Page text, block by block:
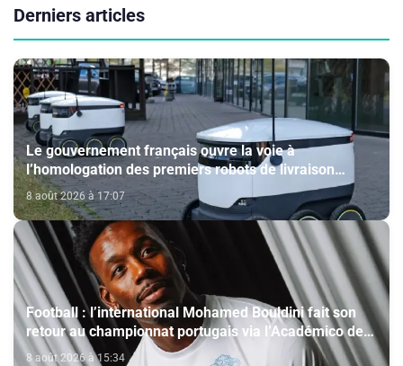
Derniers articles
Le gouvernement français ouvre la voie à
l’homologation des premiers robots de livraison
autonome
8 août 2026 à 17:07
Football : l’international Mohamed Bouldini fait son
retour au championnat portugais via l’Académico de
Viseu
8 août 2026 à 15:34